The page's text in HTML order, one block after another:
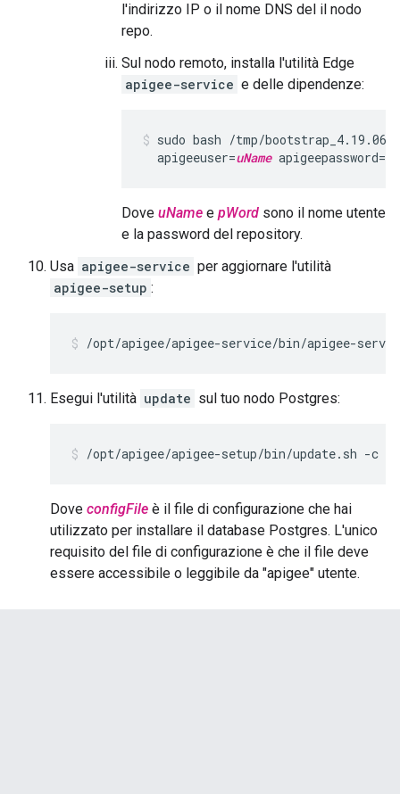
l'indirizzo IP o il nome DNS del il nodo
repo.
Sul nodo remoto, installa l'utilità Edge
apigee-service e delle dipendenze:
sudo bash /tmp/
  apigeeuser=
uName apigeepassword=
Dove uName e pWord sono il nome utente
e la password del repository.
Usa apigee-service per aggiornare l'utilità
apigee-setup :
/opt/apigee/apigee-service/bin/apigee-
Esegui l'utilità update sul tuo nodo Postgres:
/opt/apigee/apigee-setup/bin/update.sh -c
Dove configFile è il file di configurazione che hai
utilizzato per installare il database Postgres. L'unico
requisito del file di configurazione è che il file deve
essere accessibile o leggibile da "apigee" utente.